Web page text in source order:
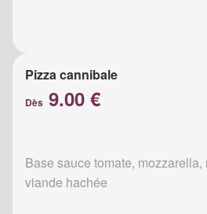
Pizza cannibale
Dès 9.00 €
Base sauce tomate, mozzarella,
viande hachée